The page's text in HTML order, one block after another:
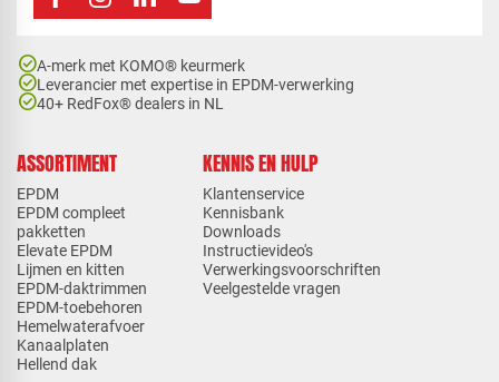
ASSORTIMENT
EPDM
EPDM compleet
pakketten
Elevate EPDM
Lijmen en kitten
EPDM-daktrimmen
EPDM-toebehoren
Hemelwaterafvoer
Kanaalplaten
Hellend dak
KENNIS EN HULP
Klantenservice
Kennisbank
Downloads
Instructievideo's
Verwerkingsvoorschriften
Veelgestelde vragen
check_circleA-merk met KOMO® keurmerk
check_circleLeverancier met expertise in EPDM-verwerking
check_circle40+ RedFox® dealers in NL